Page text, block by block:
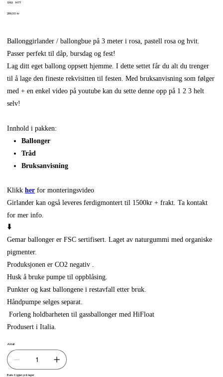
SKU:
SKU
1477
Pris
299,00 kr
Ballonggirlander / ballongbue på 3 meter i rosa, pastell rosa og hvit.
Passer perfekt til dåp, bursdag og fest!
Lag ditt eget ballong oppsett hjemme. I dette settet får du alt du trenger
til å lage den fineste rekvisitten til festen. Med bruksanvisning som følger
med + en enkel video på youtube kan du sette denne opp på 1 2 3 helt
selv!
Innhold i pakken:
Ballonger
Tråd
Bruksanvisning
Klikkher for monteringsvideo
Girlander kan også leveres ferdigmontert til 1500kr + frakt. Ta kontakt
for mer info.
⬇️
Gemar ballonger er FSC sertifisert. Laget av naturgummi med organiske
pigmenter.
Produksjonen er CO2 negativ .
Husk å bruke pumpe til oppblåsing.
Punkter og kast ballongene i restavfall etter bruk.
Håndpumpe selges separat.
Forleng holdbarheten til gassballonger med HiFloat
Produsert i Italia.
Antall
Bare 6 igjen på lager